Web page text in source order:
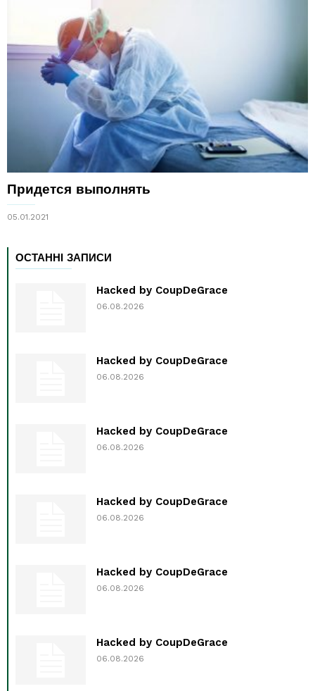
Придется выполнять
05.01.2021
ОСТАННІ ЗАПИСИ
Hacked by CoupDeGrace
06.08.2026
Hacked by CoupDeGrace
06.08.2026
Hacked by CoupDeGrace
06.08.2026
Hacked by CoupDeGrace
06.08.2026
Hacked by CoupDeGrace
06.08.2026
Hacked by CoupDeGrace
06.08.2026